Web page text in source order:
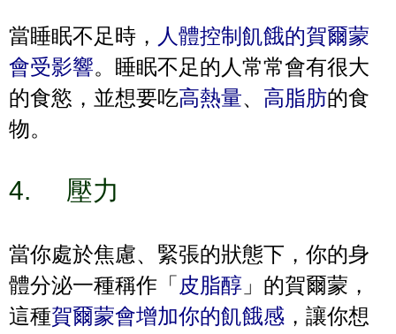
當睡眠不足時， 人體控制飢餓的賀爾蒙
會受影響。睡眠不足的人常常會有很大
的食慾，並想要吃高熱量、 高脂肪的食
物。
4. 壓力
當你處於焦慮、緊張的狀態下，你的身
體分泌一種稱作「 皮脂醇 」的賀爾蒙，
這種賀爾蒙會增加你的飢餓感 ，讓你想